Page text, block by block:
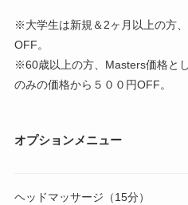
※大学生は新規＆2ヶ月以上の方
OFF。
※60歳以上の方、Masters価格と
のみの価格から５００円OFF。
オプションメニュー
ヘッドマッサージ（15分）